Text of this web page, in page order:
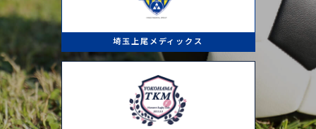
埼玉上尾メディックス